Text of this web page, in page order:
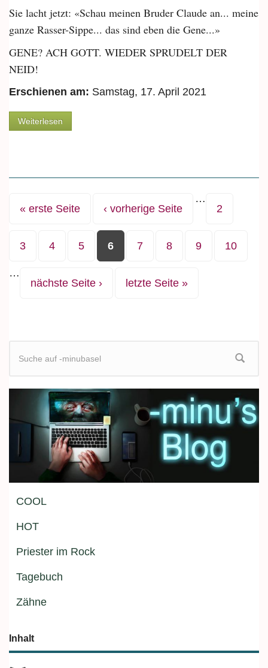
Sie lacht jetzt: «Schau meinen Bruder Claude an... meine
ganze Rasser-Sippe... das sind eben die Gene...»
GENE? ACH GOTT. WIEDER SPRUDELT DER
NEID!
Erschienen am: Samstag, 17. April 2021
Weiterlesen
Seiten
« erste Seite ‹ vorherige Seite
…
2
3 4 5 6 7 8 9 10
…
nächste Seite ›
letzte Seite »
Suchformular
COOL
HOT
Priester im Rock
Tagebuch
Zähne
Inhalt